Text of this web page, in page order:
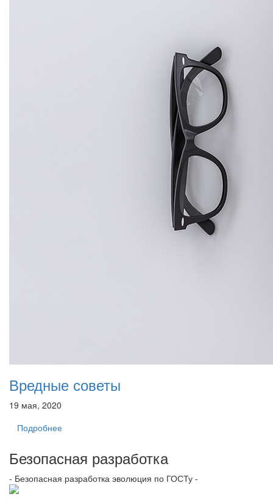
Вредные советы
19 мая, 2020
Подробнее
Безопасная разработка
- Безопасная разработка эволюция по ГОСТу -